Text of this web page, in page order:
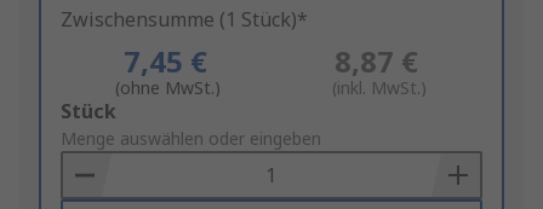
Zwischensumme (1 Stück)*
7,45 €
(ohne MwSt.)
8,87 €
(inkl. MwSt.)
Add
to
Basket
Stück
Menge auswählen oder eingeben